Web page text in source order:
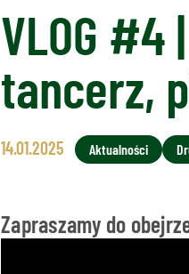
VLOG #4
tancerz,
14.01.2025 Aktualności
Zapraszamy do